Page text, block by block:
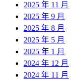
2025 年 11 月
2025 年 9 月
2025 年 8 月
2025 年 5 月
2025 年 1 月
2024 年 12 月
2024 年 11 月